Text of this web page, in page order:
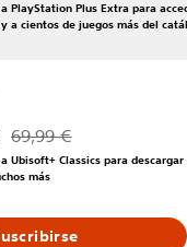
PlayStation Plus Extra para
a cientos de juegos más del
Rebajado del precio
69,99 €
Ubisoft+ Classics para descargar
más